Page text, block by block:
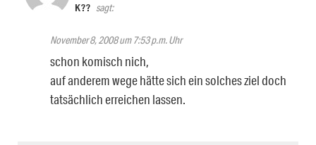
K?? sagt:
November 8, 2008 um 7:53 p.m. Uhr
schon komisch nich,
auf anderem wege hätte sich ein solches ziel doch
tatsächlich erreichen lassen.